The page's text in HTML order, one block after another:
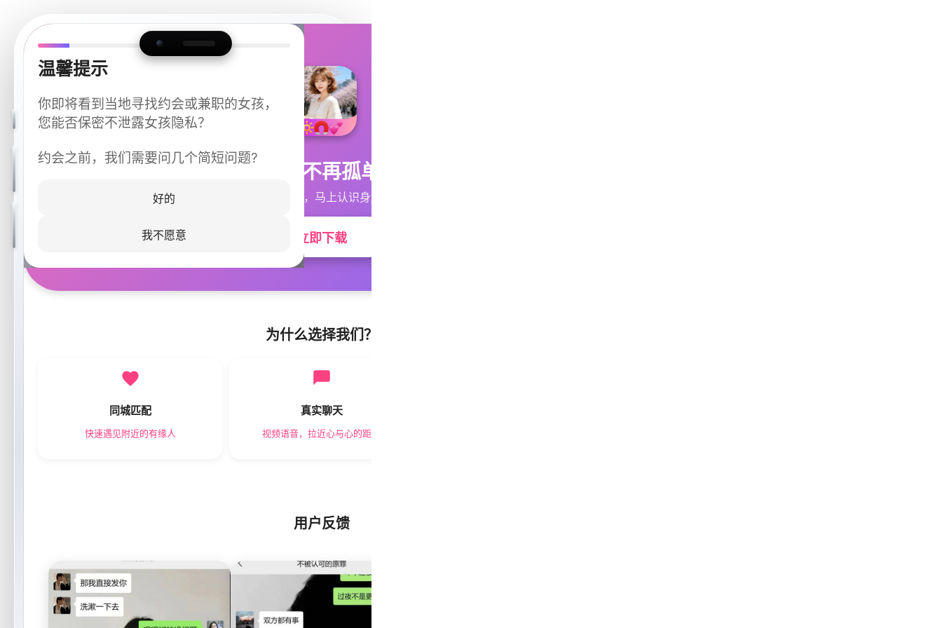
温馨提示
你即将看到当地寻找约会或兼职的女孩，
您能否保密不泄露女孩隐私？
约会之前，我们需要问几个简短问题?
好的
我不愿意
今晚不再孤单
同城快速匹配，马上认识身边的TA
立即下载
为什么选择我们？
同城匹配
快速遇见附近的有缘人
真实聊天
视频语音，拉近心与心的距离
用户反馈